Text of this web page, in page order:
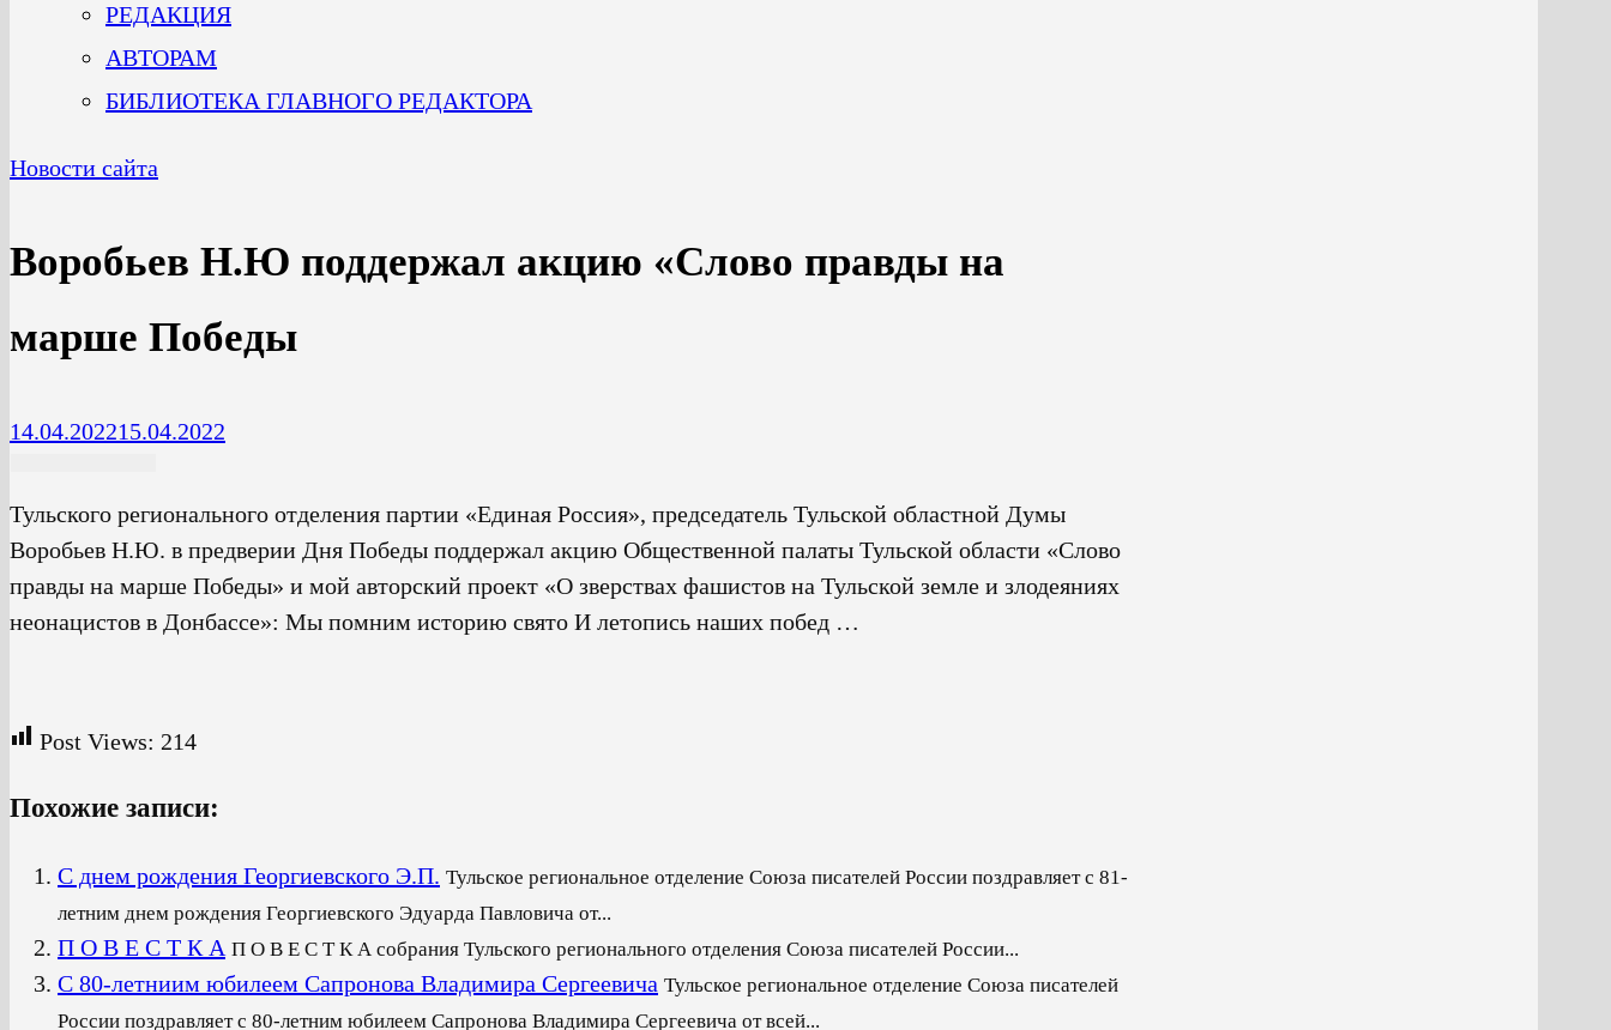
РЕДАКЦИЯ
АВТОРАМ
БИБЛИОТЕКА ГЛАВНОГО РЕДАКТОРА
Новости сайта
Воробьев Н.Ю поддержал акцию «Слово правды на
марше Победы
14.04.202215.04.2022
Тульского регионального отделения партии «Единая Россия», председатель Тульской областной Думы
Воробьев Н.Ю. в предверии Дня Победы поддержал акцию Общественной палаты Тульской области «Слово
правды на марше Победы» и мой авторский проект «О зверствах фашистов на Тульской земле и злодеяниях
неонацистов в Донбассе»: Мы помним историю свято И летопись наших побед …
Post Views: 214
Похожие записи:
С днем рождения Георгиевского Э.П. Тульское региональное отделение Союза писателей России поздравляет с 81-
летним днем рождения Георгиевского Эдуарда Павловича от...
П О В Е С Т К А П О В Е С Т К А собрания Тульского регионального отделения Союза писателей России...
С 80-летниим юбилеем Сапронова Владимира Сергеевича Тульское региональное отделение Союза писателей
России поздравляет с 80-летним юбилеем Сапронова Владимира Сергеевича от всей...